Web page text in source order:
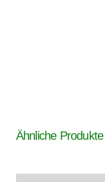
Ähnliche Produkte